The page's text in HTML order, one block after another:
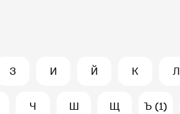
З И Й К Л
Ч Ш Щ Ъ (1)